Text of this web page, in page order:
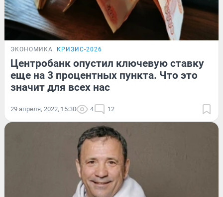
ЭКОНОМИКА КРИЗИС-2026
Центробанк опустил ключевую ставку
еще на 3 процентных пункта. Что это
значит для всех нас
29 апреля, 2022, 15:30 4 12